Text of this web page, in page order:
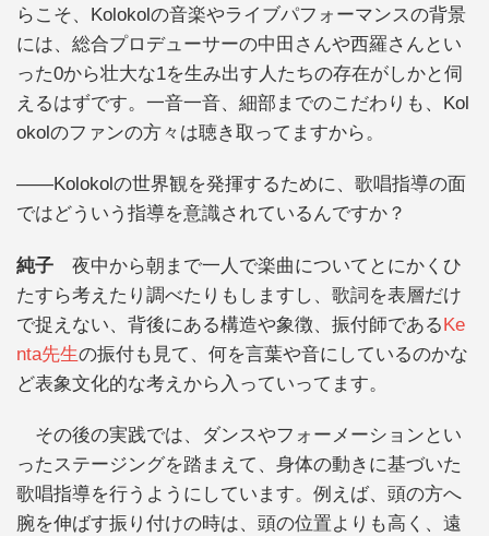
らこそ、Kolokolの音楽やライブパフォーマンスの背景
には、総合プロデューサーの中田さんや西羅さんとい
った0から壮大な1を生み出す人たちの存在がしかと伺
えるはずです。一音一音、細部までのこだわりも、Kol
okolのファンの方々は聴き取ってますから。
——Kolokolの世界観を発揮するために、歌唱指導の面
ではどういう指導を意識されているんですか？
純子 夜中から朝まで一人で楽曲についてとにかくひ
たすら考えたり調べたりもしますし、歌詞を表層だけ
で捉えない、背後にある構造や象徴、振付師であるKe
nta先生の振付も見て、何を言葉や音にしているのかな
ど表象文化的な考えから入っていってます。
その後の実践では、ダンスやフォーメーションとい
ったステージングを踏まえて、身体の動きに基づいた
歌唱指導を行うようにしています。例えば、頭の方へ
腕を伸ばす振り付けの時は、頭の位置よりも高く、遠